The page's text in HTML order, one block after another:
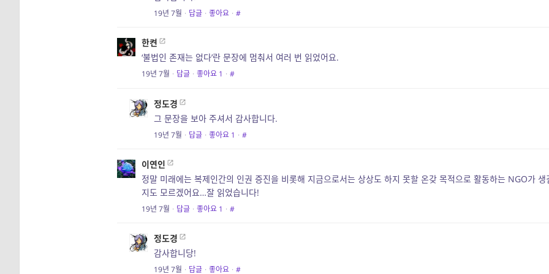
19년 7월 · 답글 · 좋아요 · #
한켠
‘불법인 존재는 없다’란 문장에 멈춰서 여러 번 읽었어요.
19년 7월 · 답글 · 좋아요 1 · #
정도경
그 문장을 보아 주셔서 감사합니다.
19년 7월 · 답글 · 좋아요 1 · #
이연인
정말 미래에는 복제인간의 인권 증진을 비롯해 지금으로서는 상상도 하지 못할 온갖 목적으로 활동하는 NGO가 생
지도 모르겠어요…잘 읽었습니다!
19년 7월 · 답글 · 좋아요 1 · #
정도경
감사합니당!
19년 7월 · 답글 · 좋아요 · #